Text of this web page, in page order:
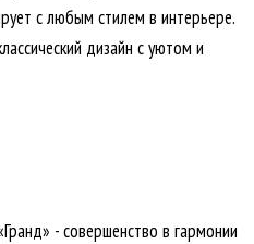
с любым стилем в интерьере.
дизайн с уютом и
- совершенство в гармонии